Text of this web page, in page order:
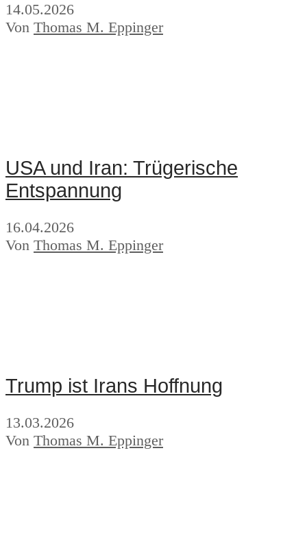
14.05.2026
Von Thomas M. Eppinger
USA und Iran: Trügerische
Entspannung
16.04.2026
Von Thomas M. Eppinger
Trump ist Irans Hoffnung
13.03.2026
Von Thomas M. Eppinger